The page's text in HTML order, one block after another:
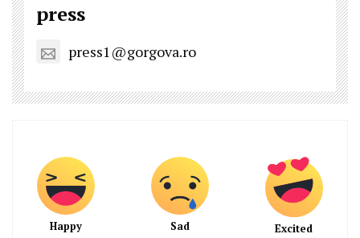
press
press1@gorgova.ro
Happy Sad Excited